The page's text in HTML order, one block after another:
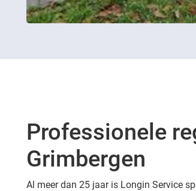
Professionele
Grimbergen
Al meer dan 25 jaar is Longin Service